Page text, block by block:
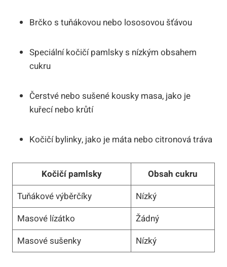
Brčko s tuňákovou nebo lososovou šťávou
Speciální kočičí pamlsky s nízkým obsahem
cukru
Čerstvé nebo sušené kousky masa, jako je
kuřecí nebo krůtí
Kočičí bylinky, jako je máta nebo citronová tráva
Kočičí pamlsky
Obsah cukru
Tuňákové výběrčíky
Nízký
Masové lízátko
Žádný
Masové sušenky
Nízký